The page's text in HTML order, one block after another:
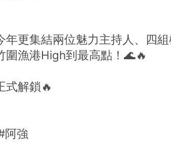
年更集結兩位魅力主持人、四
圍漁港High到最高點！🌊🔥
式解鎖🔥
阿強